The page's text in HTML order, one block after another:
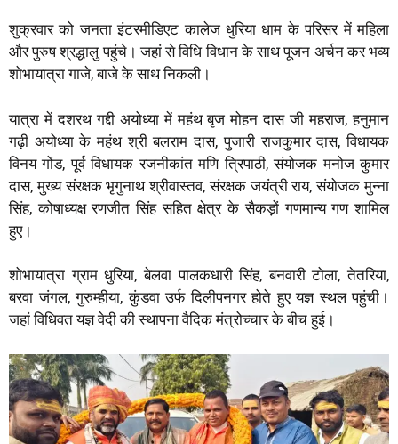
p
p
o
k
r
a
m
शुक्रवार को जनता इंटरमीडिएट कालेज धुरिया धाम के परिसर में महिला
और पुरुष श्रद्धालु पहुंचे। जहां से विधि विधान के साथ पूजन अर्चन कर भव्य
शोभायात्रा गाजे, बाजे के साथ निकली।
यात्रा में दशरथ गद्दी अयोध्या में महंथ बृज मोहन दास जी महराज, हनुमान
गढ़ी अयोध्या के महंथ श्री बलराम दास, पुजारी राजकुमार दास, विधायक
विनय गोंड, पूर्व विधायक रजनीकांत मणि त्रिपाठी, संयोजक मनोज कुमार
दास, मुख्य संरक्षक भृगुनाथ श्रीवास्तव, संरक्षक जयंत्री राय, संयोजक मुन्ना
सिंह, कोषाध्यक्ष रणजीत सिंह सहित क्षेत्र के सैकड़ों गणमान्य गण शामिल
हुए।
शोभायात्रा ग्राम धुरिया, बेलवा पालकधारी सिंह, बनवारी टोला, तेतरिया,
बरवा जंगल, गुरुम्हीया, कुंडवा उर्फ दिलीपनगर होते हुए यज्ञ स्थल पहुंची।
जहां विधिवत यज्ञ वेदी की स्थापना वैदिक मंत्रोच्चार के बीच हुई।